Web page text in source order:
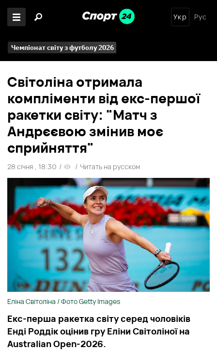
Укр Рус
Чемпіонат світу з футболу 2026
Світоліна отримала
компліменти від екс-першої
ракетки світу: "Матч з
Андрєєвою змінив моє
сприйняття"
28 січня , 18:30 / / Читать на русском
Еліна Світоліна / Фото Getty Images
Екс-перша ракетка світу серед чоловіків
Енді Роддік оцінив гру Еліни Світоліної на
Australian Open-2026.